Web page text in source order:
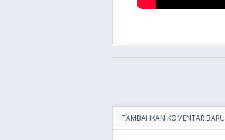
TAMBAHKAN KOMENTAR BARU